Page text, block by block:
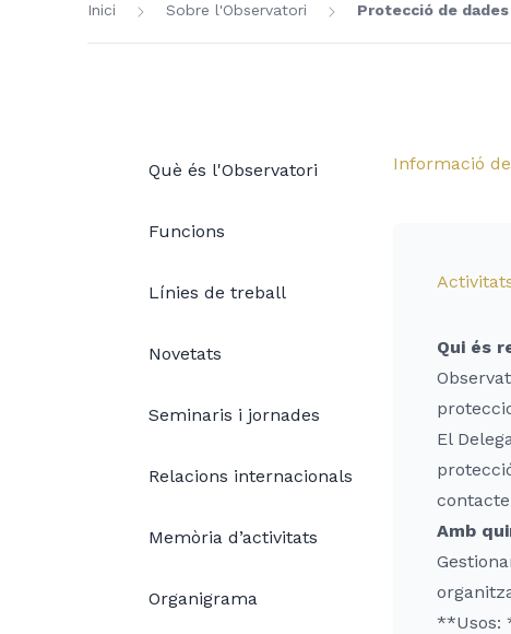
Inici Sobre l'Observatori Protecció de dades
Què és l'Observatori
Funcions
Línies de treball
Novetats
Seminaris i jornades
Relacions internacionals
Memòria d’activitats
Organigrama
Informació
Qui és
El
Amb
**Usos: